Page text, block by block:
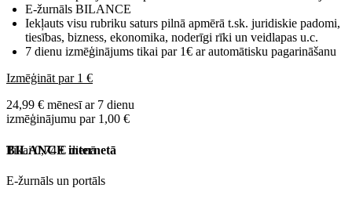
E-žurnāls BILANCE
Iekļauts visu rubriku saturs pilnā apmērā t.sk. juridiskie padomi,
tiesības, bizness, ekonomika, noderīgi rīki un veidlapas u.c.
7 dienu izmēģinājums tikai par 1€ ar automātisku pagarināšanu
Izmēģināt par 1 €
24,99 € mēnesī ar 7 dienu
izmēģinājumu par 1,00 €
Tikai 0,74 € dienā
BILANCE internetā
E-žurnāls un portāls